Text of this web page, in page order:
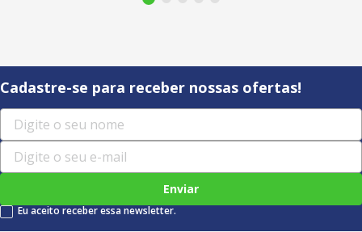
Cadastre-se para receber nossas ofertas!
Enviar
Eu aceito receber essa newsletter.